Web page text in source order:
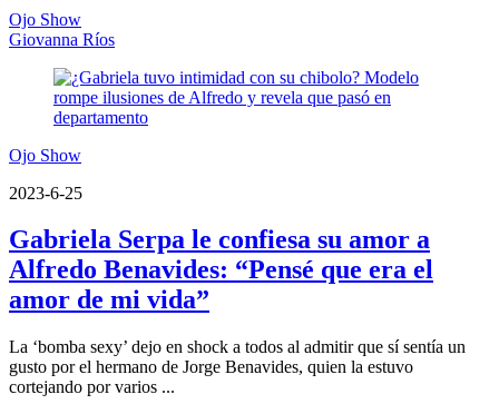
Ojo Show
Giovanna Ríos
Ojo Show
2023-6-25
Gabriela Serpa le confiesa su amor a
Alfredo Benavides: “Pensé que era el
amor de mi vida”
La ‘bomba sexy’ dejo en shock a todos al admitir que sí sentía un
gusto por el hermano de Jorge Benavides, quien la estuvo
cortejando por varios ...